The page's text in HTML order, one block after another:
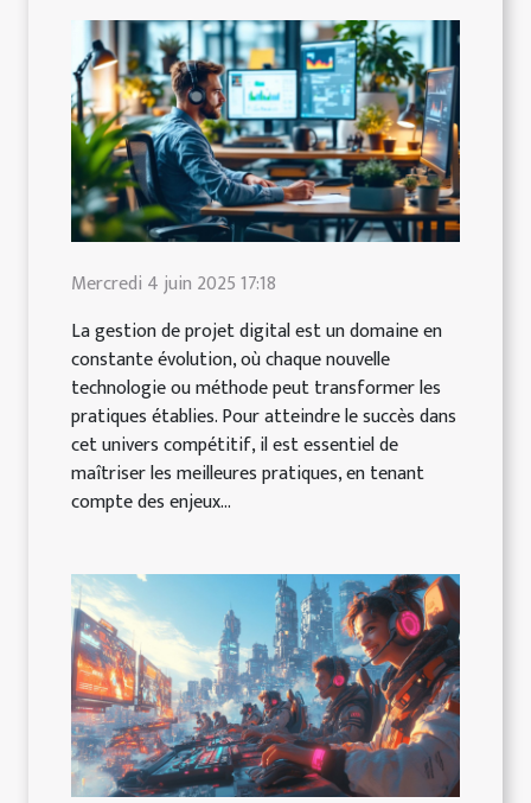
Mercredi 4 juin 2025 17:18
La gestion de projet digital est un domaine en
constante évolution, où chaque nouvelle
technologie ou méthode peut transformer les
pratiques établies. Pour atteindre le succès dans
cet univers compétitif, il est essentiel de
maîtriser les meilleures pratiques, en tenant
compte des enjeux...